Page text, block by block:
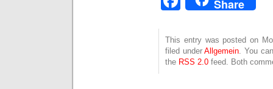
Share
This entry was posted on
filed underAllgemein . You
the RSS 2.0 feed. Both